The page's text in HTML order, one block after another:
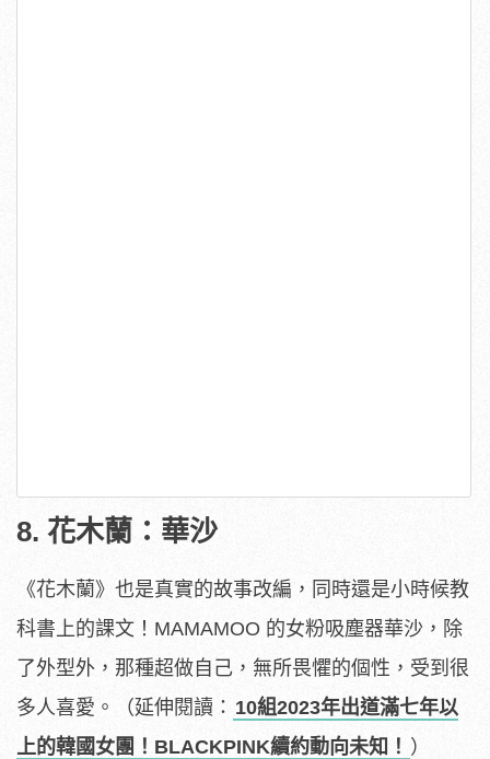
8. 花木蘭：華沙
《花木蘭》也是真實的故事改編，同時還是小時候教
科書上的課文！MAMAMOO 的女粉吸塵器華沙，除
了外型外，那種超做自己，無所畏懼的個性，受到很
多人喜愛。
（延伸閱讀： 10組2023年出道滿七年以
上的韓國女團！BLACKPINK續約動向未知！ ）